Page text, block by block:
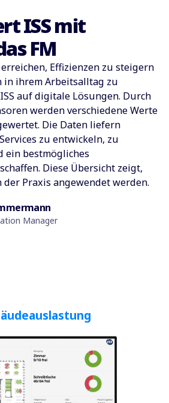
ISS mit
FM
Effizienzen zu steigern
in ihrem Arbeitsalltag zu
auf digitale Lösungen. Durch
werden verschiedene Werte
Die Daten liefern
zu entwickeln, zu
ein bestmögliches
Diese Übersicht zeigt,
der Praxis angewendet werden.
Manager